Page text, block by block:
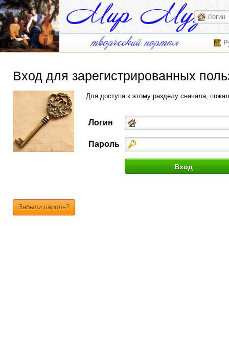
Вход для зарегистрированных
Для доступа к этому разделу сначала,
Логин
Пароль
Забыли пароль?